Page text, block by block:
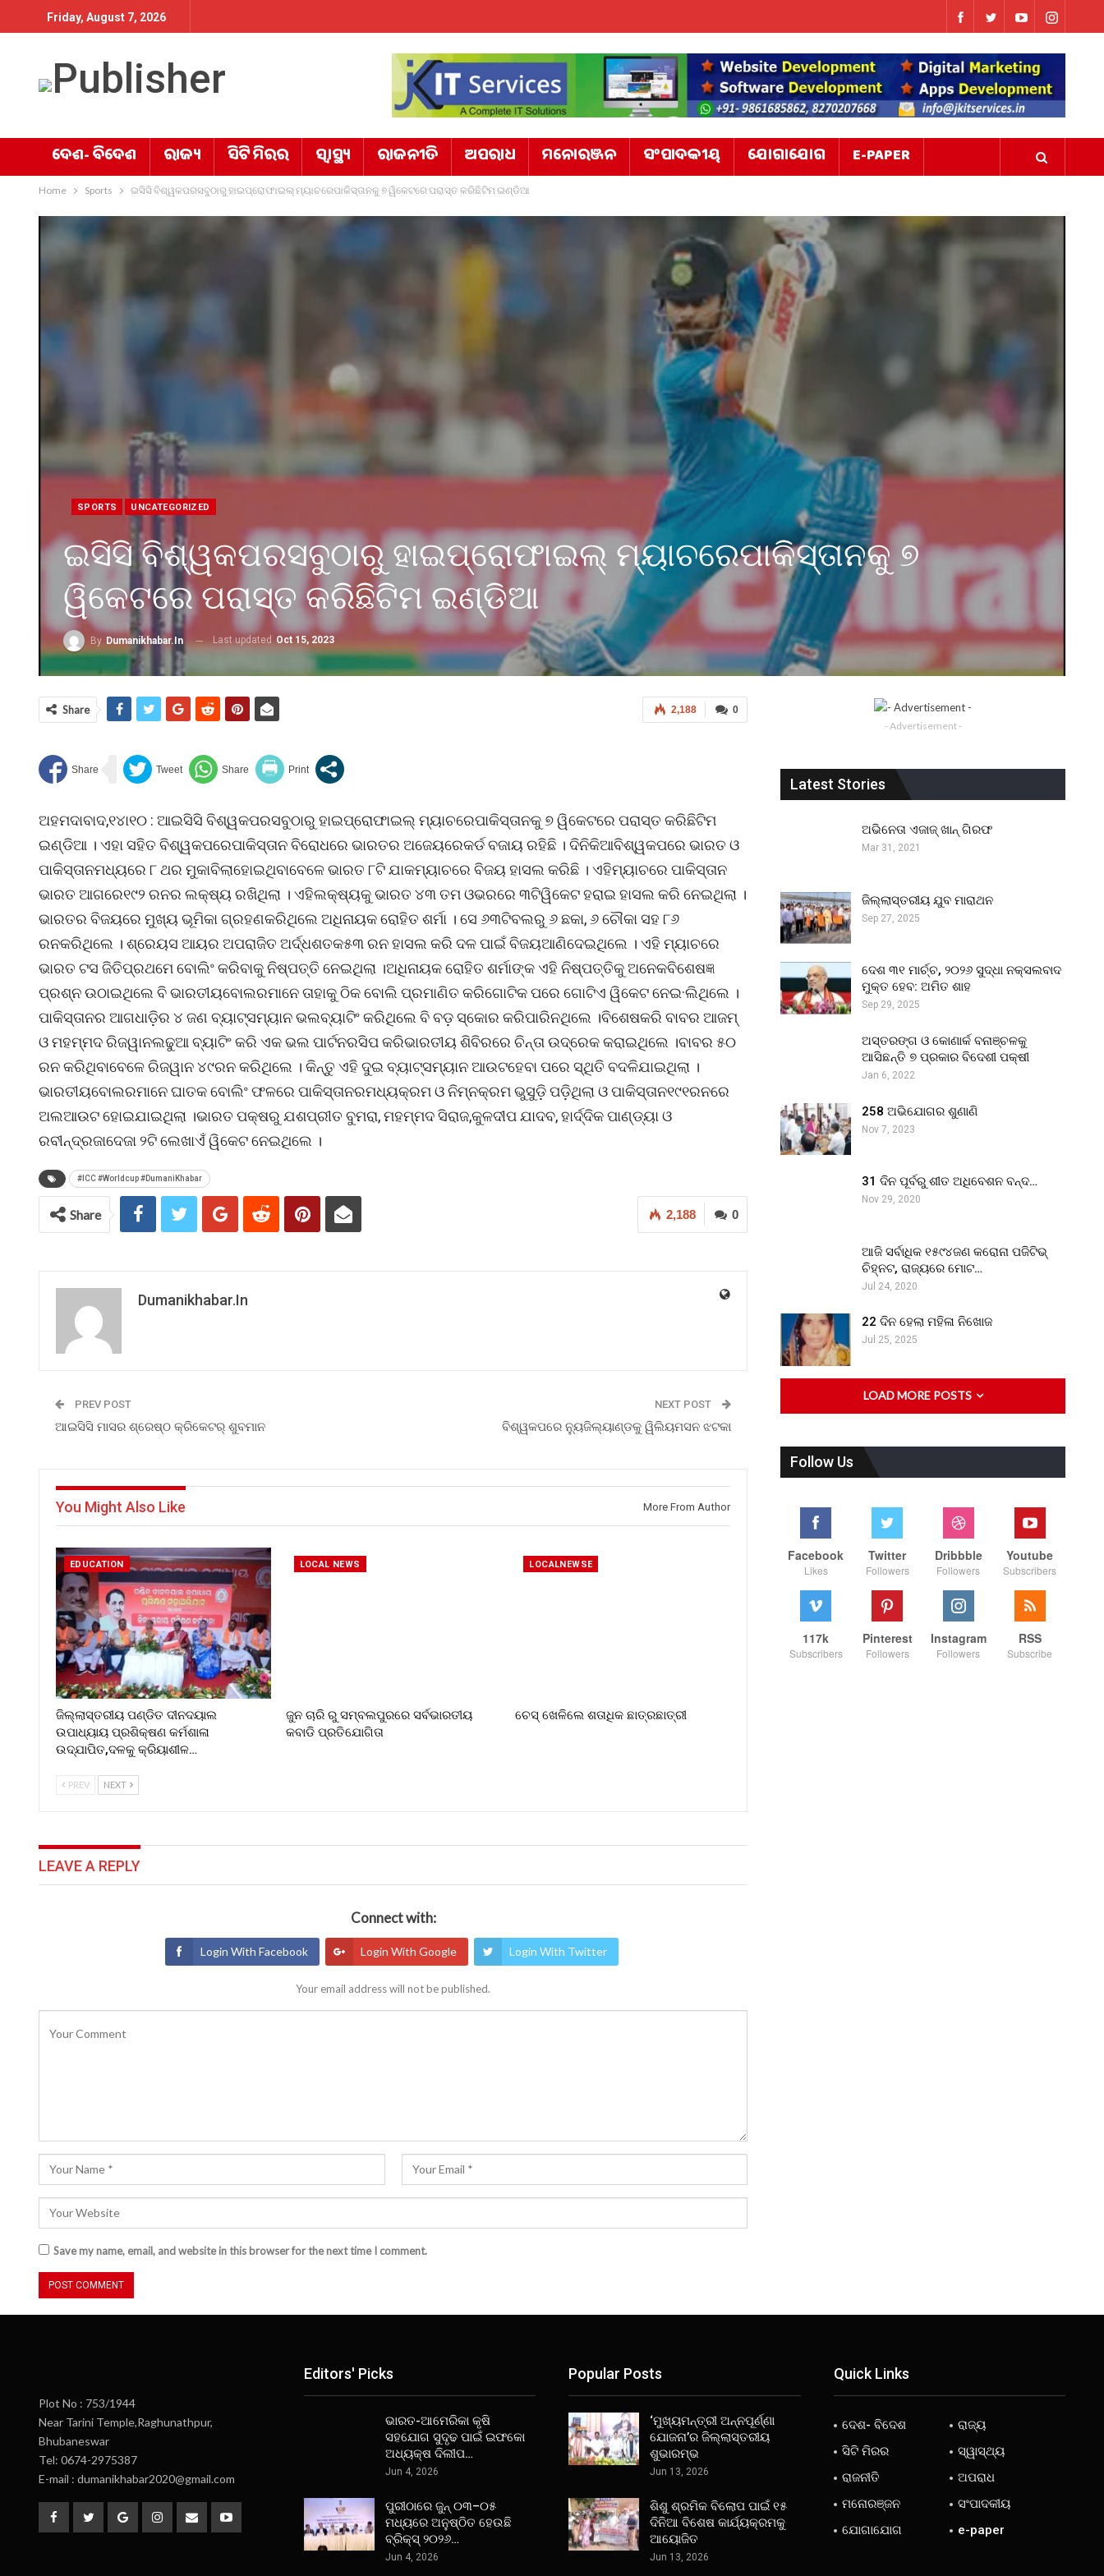
Friday, August 7, 2026
ଦେଶ- ବିଦେଶ ରାଜ୍ୟ ସିଟି ମିରର ସ୍ୱାସ୍ଥ୍ୟ ରାଜନୀତି ଅପରାଧ ମନୋରଞ୍ଜନ ସଂପାଦକୀୟ ଯୋଗାଯୋଗ E-PAPER
Home Sports ଇସିସି ବିଶ୍ୱକପରସବୁଠାରୁ ହାଇପ୍ରୋଫାଇଲ୍ ମ୍ୟାଚରେପାକିସ୍ତାନକୁ ୭ ୱିକେଟରେ ପରାସ୍ତ କରିଛିଟିମ ଇଣ୍ଡିଆ
SPORTS UNCATEGORIZED
ଇସିସି ବିଶ୍ୱକପରସବୁଠାରୁ ହାଇପ୍ରୋଫାଇଲ୍ ମ୍ୟାଚରେପାକିସ୍ତାନକୁ ୭
ୱିକେଟରେ ପରାସ୍ତ କରିଛିଟିମ ଇଣ୍ଡିଆ
By Dumanikhabar.in Last updated Oct 15, 2023
0
2,188
Share
ଅହମଦାବାଦ,୧୪ା୧୦ : ଆଇସିସି ବିଶ୍ୱକପରସବୁଠାରୁ ହାଇପ୍ରୋଫାଇଲ୍ ମ୍ୟାଚରେପାକିସ୍ତାନକୁ ୭ ୱିକେଟରେ ପରାସ୍ତ କରିଛିଟିମ
ଇଣ୍ଡିଆ । ଏହା ସହିତ ବିଶ୍ୱକପରେପାକିସ୍ତାନ ବିରୋଧରେ ଭାରତର ଅଜେୟରେକର୍ଡ ବଜାୟ ରହିଛି । ଦିନିକିଆବିଶ୍ୱକପରେ ଭାରତ ଓ
ପାକିସ୍ତାନମଧ୍ୟରେ ୮ ଥର ମୁକାବିଲାହୋଇଥିବାବେଳେ ଭାରତ ୮ଟି ଯାକମ୍ୟାଚରେ ବିଜୟ ହାସଲ କରିଛି । ଏହିମ୍ୟାଚରେ ପାକିସ୍ତାନ
ଭାରତ ଆଗରେ୧୯୨ ରନର ଲକ୍ଷ୍ୟ ରଖିଥିଲା । ଏହିଲକ୍ଷ୍ୟକୁ ଭାରତ ୪୩ ତମ ଓଭରରେ ୩ଟିୱିକେଟ ହରାଇ ହାସଲ କରି ନେଇଥିଲା ।
ଭାରତର ବିଜୟରେ ମୁଖ୍ୟ ଭୂମିକା ଗ୍ରହଣକରିଥିଲେ ଅଧିନାୟକ ରୋହିତ ଶର୍ମା । ସେ ୬୩ଟିବଲରୁ ୬ ଛକା, ୬ ଚୌକା ସହ ୮୬
ରନକରିଥିଲେ । ଶ୍ରେୟସ ଆୟର ଅପରାଜିତ ଅର୍ଦ୍ଧଶତକ୫୩ ରନ ହାସଲ କରି ଦଳ ପାଇଁ ବିଜୟଆଣିଦେଇଥିଲେ । ଏହି ମ୍ୟାଚରେ
ଭାରତ ଟସ ଜିତିପ୍ରଥମେ ବୋଲିଂ କରିବାକୁ ନିଷ୍ପତ୍ତି ନେଇଥିଲା ।ଅଧିନାୟକ ରୋହିତ ଶର୍ମାଙ୍କ ଏହି ନିଷ୍ପତ୍ତିକୁ ଅନେକବିଶେଷଜ୍ଞ
ପ୍ରଶ୍ନ ଉଠାଇଥିଲେ ବି ଭାରତୀୟବୋଲରମାନେ ତାହାକୁ ଠିକ ବୋଲି ପ୍ରମାଣିତ କରିଗୋଟିକ ପରେ ଗୋଟିଏ ୱିକେଟ ନେଇ·ଲିଥିଲେ ।
ପାକିସ୍ତାନର ଆଗଧାଡ଼ିର ୪ ଜଣ ବ୍ୟାଟ୍ସମ୍ୟାନ ଭଲବ୍ୟାଟିଂ କରିଥିଲେ ବି ବଡ଼ ସ୍କୋର କରିପାରିନଥିଲେ ।ବିଶେଷକରି ବାବର ଆଜମ୍
ଓ ମହମ୍ମଦ ରିଜୱାନଲଢୁଆ ବ୍ୟାଟିଂ କରି ଏକ ଭଲ ପାର୍ଟନରସିପ କରିଭାରତୀୟ ଶିବିରରେ ଚିନ୍ତା ଉଦ୍ରେକ କରାଇଥିଲେ ।ବାବର ୫୦
ରନ କରିଥିବାବେଳେ ରିଜୱାନ ୪୯ରନ କରିଥିଲେ । କିନ୍ତୁ ଏହି ଦୁଇ ବ୍ୟାଟ୍ସମ୍ୟାନ ଆଉଟହେବା ପରେ ସ୍ଥିତି ବଦଳିଯାଇଥିଲା ।
ଭାରତୀୟବୋଲରମାନେ ଘାତକ ବୋଲିଂ ଫଳରେ ପାକିସ୍ତାନରମଧ୍ୟକ୍ରମ ଓ ନିମ୍ନକ୍ରମ ଭୁସୁଡ଼ି ପଡ଼ିଥିଲା ଓ ପାକିସ୍ତାନ୧୯୧ରନରେ
ଅଲଆଉଟ ହୋଇଯାଇଥିଲା ।ଭାରତ ପକ୍ଷରୁ ଯଶପ୍ରୀତ ବୁମରା, ମହମ୍ମଦ ସିରାଜ,କୁଳଦୀପ ଯାଦବ, ହାର୍ଦ୍ଦିକ ପାଣ୍ଡ୍ୟା ଓ
ରବୀନ୍ଦ୍ରଜାଦେଜା ୨ଟି ଲେଖାଏଁ ୱିକେଟ ନେଇଥିଲେ ।
#ICC #Worldcup #DumaniKhabar
0
2,188
Share
Dumanikhabar.in
PREV POST
ଆଇସିସି ମାସର ଶ୍ରେଷ୍ଠ କ୍ରିକେଟର୍ ଶୁବମାନ
NEXT POST
ବିଶ୍ୱକପରେ ନୁ୍ୟଜିଲ୍ୟାଣ୍ଡକୁ ୱିଲିୟମସନ ଝଟକା
You Might Also Like More From Author
EDUCATION
ଜିଲ୍ଲାସ୍ତରୀୟ ପଣ୍ଡିତ ଦୀନଦୟାଲ
ଉପାଧ୍ୟାୟ ପ୍ରଶିକ୍ଷଣ କର୍ମଶାଳା
ଉଦ୍‌ଯାପିତ,ଦଳକୁ କ୍ରିୟାଶୀଳ…
LOCAL NEWS
ଜୁନ ଚାରି ରୁ ସମ୍ବଲପୁରରେ ସର୍ବଭାରତୀୟ
କବାଡି ପ୍ରତିଯୋଗିତା
LOCALNEWSE
ଚେସ୍ ଖେଳିଲେ ଶତାଧିକ ଛାତ୍ରଛାତ୍ରୀ
PREV NEXT
LEAVE A REPLY
Connect with:
Login With Facebook Login With Google Login With Twitter
Your email address will not be published.
Save my name, email, and website in this browser for the next time I comment.
- Advertisement -
Latest Stories
ଅଭିନେତା ଏଜାଜ୍ ଖାନ୍ ଗିରଫ
Mar 31, 2021
ଜିଲ୍ଲାସ୍ତରୀୟ ଯୁବ ମାରାଥନ
Sep 27, 2025
ଦେଶ ୩୧ ମାର୍ଚ୍ଚ, ୨୦୨୬ ସୁଦ୍ଧା ନକ୍ସଲବାଦ
ମୁକ୍ତ ହେବ: ଅମିତ ଶାହ
Sep 29, 2025
ଅସ୍ତରଙ୍ଗ ଓ କୋଣାର୍କ ବନାଞ୍ଚଳକୁ
ଆସିଛନ୍ତି ୭ ପ୍ରକାର ବିଦେଶୀ ପକ୍ଷୀ
Jan 6, 2022
258 ଅଭିଯୋଗର ଶୁଣାଣି
Nov 7, 2023
31 ଦିନ ପୂର୍ବରୁ ଶୀତ ଅଧିବେଶନ ବନ୍ଦ…
Nov 29, 2020
ଆଜି ସର୍ବାଧିକ ୧୫୯୪ଜଣ କରୋନା ପଜିଟିଭ୍
ଚିହ୍ନଟ, ରାଜ୍ୟରେ ମୋଟ…
Jul 24, 2020
22 ଦିନ ହେଲା ମହିଳା ନିଖୋଜ
Jul 25, 2025
LOAD MORE POSTS
Follow Us
Facebook
Likes
Twitter
Followers
Dribbble
Followers
Youtube
Subscribers
117k
Subscribers
Pinterest
Followers
Instagram
Followers
RSS
Subscribe
Plot No : 753/1944
Near Tarini Temple,Raghunathpur,
Bhubaneswar
Tel: 0674-2975387
E-mail : dumanikhabar2020@gmail.com
Editors' Picks
ଭାରତ-ଆମେରିକା କୃଷି
ସହଯୋଗ ସୁଦୃଢ ପାଇଁ ଇଫକୋ
ଅଧ୍ୟକ୍ଷ ଦିଲୀପ…
Jun 4, 2026
ପୁରୀଠାରେ ଜୁନ୍ ୦୩–୦୫
ମଧ୍ୟରେ ଅନୁଷ୍ଠିତ ହେଉଛି
ବ୍ରିକ୍ସ୍ ୨୦୨୬…
Jun 4, 2026
Popular Posts
‘ମୁଖ୍ୟମନ୍ତ୍ରୀ ଅନ୍ନପୂର୍ଣ୍ଣା
ଯୋଜନା’ର ଜିଲ୍ଲାସ୍ତରୀୟ
ଶୁଭାରମ୍ଭ
Jun 13, 2026
ଶିଶୁ ଶ୍ରମିକ ବିଲୋପ ପାଇଁ ୧୫
ଦିନିଆ ବିଶେଷ କାର୍ଯ୍ୟକ୍ରମକୁ
ଆୟୋଜିତ
Jun 13, 2026
Quick Links
ଦେଶ- ବିଦେଶ
ରାଜ୍ୟ
ସିଟି ମିରର
ସ୍ୱାସ୍ଥ୍ୟ
ରାଜନୀତି
ଅପରାଧ
ମନୋରଞ୍ଜନ
ସଂପାଦକୀୟ
ଯୋଗାଯୋଗ
e-paper